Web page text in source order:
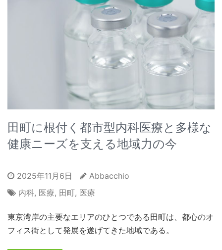
田町に根付く都市型内科医療と多様な
健康ニーズを支える地域力の今
2025年11月6日
Abbacchio
内科, 医療, 田町, 医療
東京湾岸の主要なエリアのひとつである田町は、都心のオ
フィス街として発展を遂げてきた地域である。